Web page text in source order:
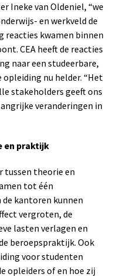
Ineke van Oldeniel, “we
en werkveld de
reacties kwamen binnen
CEA heeft de reacties
naar een studeerbare,
nu helder. “Het
stakeholders geeft ons
veranderingen in
en praktijk
tussen theorie en
tot één
kantoren kunnen
vergroten, de
lasten verlagen en
beroepspraktijk. Ook
voor studenten
opleiders of en hoe zij